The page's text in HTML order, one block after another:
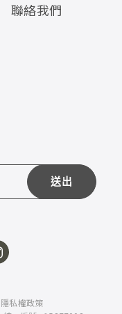
聯絡我們
送出
隱私權政策